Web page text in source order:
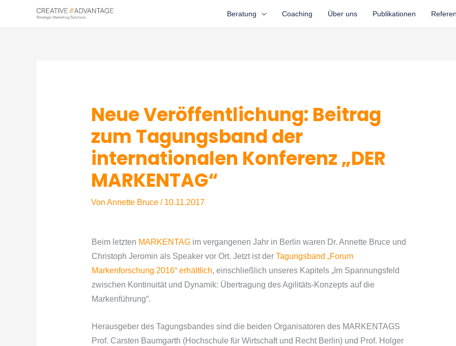
Beratung Coaching Über uns Publikationen
Neue Veröffentlichung: Beitrag
zum Tagungsband der
internationalen Konferenz „DER
MARKENTAG“
Von Annette Bruce / 10.11.2017
Beim letzten MARKENTAG im vergangenen Jahr in Berlin waren Dr. Annette Bruce und
Christoph Jeromin als Speaker vor Ort. Jetzt ist der Tagungsband „Forum
Markenforschung 2016“ erhältlich, einschließlich unseres Kapitels „Im Spannungsfeld
zwischen Kontinuität und Dynamik: Übertragung des Agilitäts-Konzepts auf die
Markenführung“.
Herausgeber des Tagungsbandes sind die beiden Organisatoren des MARKENTAGS
Prof. Carsten Baumgarth (Hochschule für Wirtschaft und Recht Berlin) und Prof. Holger